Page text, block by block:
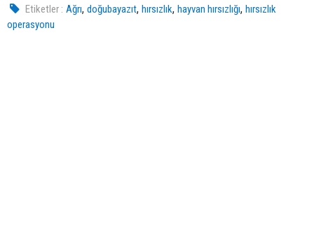
Etiketler : Ağrı,doğubayazıt,hırsızlık,hayvan hırsızlığı,hırsızlık
operasyonu